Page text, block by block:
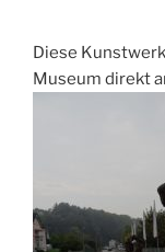
Diese
Museum direkt